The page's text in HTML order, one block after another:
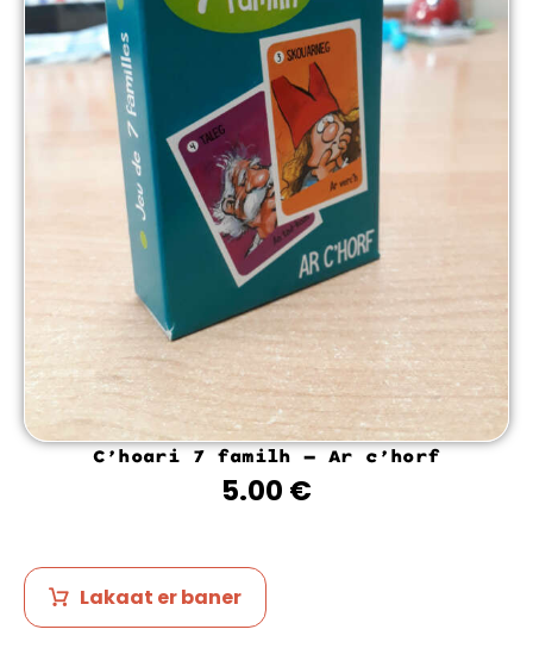
C’hoari 7 familh – Ar c’horf
5.00 €
Lakaat er baner